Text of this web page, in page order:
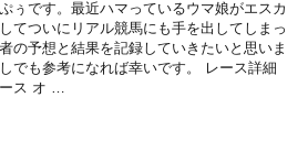
ぅです。最近ハマっているウマ娘がエスカ
てついにリアル競馬にも手を出してしまっ
の予想と結果を記録していきたいと思いま
でも参考になれば幸いです。 レース詳細
ス オ …